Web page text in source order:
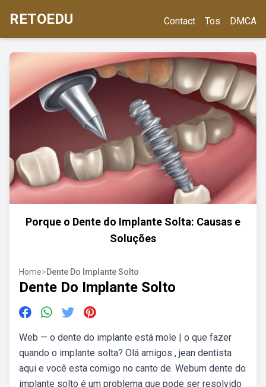
RETOEDU Contact Tos DMCA
Porque o Dente do Implante Solta: Causas e
Soluções
Home>Dente Do Implante Solto
Dente Do Implante Solto
Web — o dente do implante está mole | o que fazer
quando o implante solta? Olá amigos , jean dentista
aqui e você esta comigo no canto de. Webum dente do
implante solto é um problema que pode ser resolvido